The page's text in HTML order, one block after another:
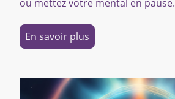
ou mettez votre mental en pause.
En savoir plus